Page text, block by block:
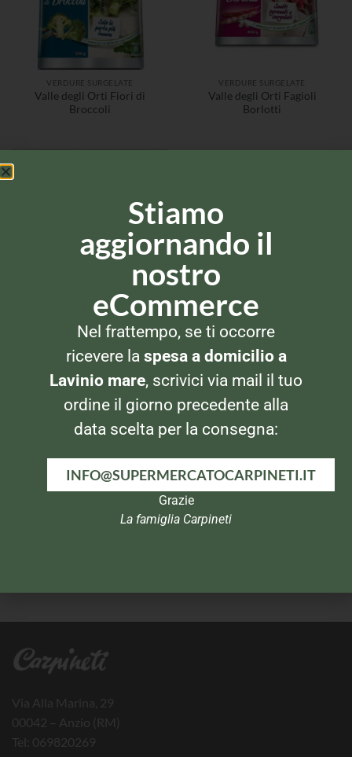
VERDURE SURGELATE
Valle degli Orti Fiori di
Broccoli
VERDURE SURGELATE
Valle degli Orti Fagioli
Borlotti
VERDURE SURGELATE
Orogel Cubello Cicoria
VERDURE SURGELATE
Findus Magia di Funghi
Via Alla Marina, 29
00042 – Anzio (RM)
Tel: 069820269
Stiamo
aggiornando il
nostro
eCommerce
Nel frattempo, se ti occorre
ricevere la spesa a domicilio a
Lavinio mare, scrivici via mail il tuo
ordine il giorno precedente alla
data scelta per la consegna:
INFO@SUPERMERCATOCARPINETI.IT
Grazie
La famiglia Carpineti